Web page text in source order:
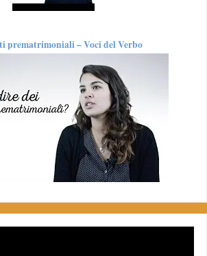
prematrimoniali – Voci del Verbo